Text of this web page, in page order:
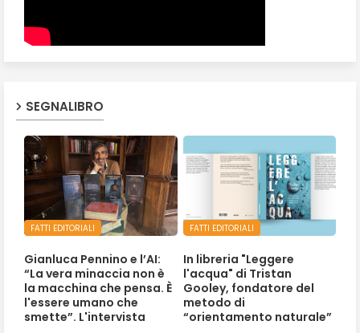
SEGNALIBRO
FATTI EDITORIALI
Gianluca Pennino e l’AI:
“La vera minaccia non è
la macchina che pensa. È
l'essere umano che
smette”. L'intervista
FATTI EDITORIALI
In libreria "Leggere
l'acqua" di Tristan
Gooley, fondatore del
metodo di
“orientamento naturale”